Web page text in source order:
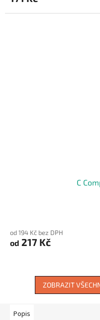
C
od 194 Kč bez DPH
od 217 Kč
ZOBRAZIT
Popis